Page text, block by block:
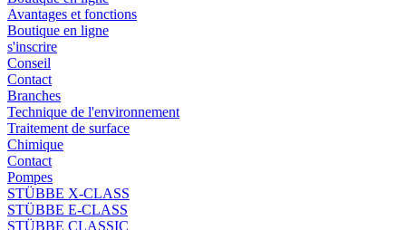
Avantages et fonctions
Boutique en ligne
s'inscrire
Conseil
Contact
Branches
Technique de l'environnement
Traitement de surface
Chimique
Contact
Pompes
STÜBBE X-CLASS
STÜBBE E-CLASS
STÜBBE CLASSIC